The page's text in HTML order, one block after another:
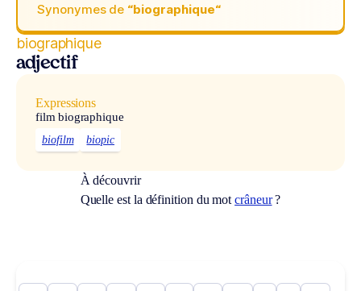
Synonymes de “biographique“
biographique
adjectif
Expressions
film biographique
biofilm biopic
À découvrir
Quelle est la définition du motcrâneur?